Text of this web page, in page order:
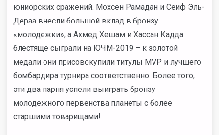
юниорских сражений. Мохсен Рамадан и Сеиф Эль-
Дераа внесли большой вклад в бронзу
«молодежки», а Ахмед Хешам и Хассан Кадда
блестяще сыграли на ЮЧМ-2019 – к золотой
медали они присовокупили титулы MVP и лучшего
бомбардира турнира соответственно. Более того,
эти два парня успели выиграть бронзу
молодежного первенства планеты с более
старшими товарищами!